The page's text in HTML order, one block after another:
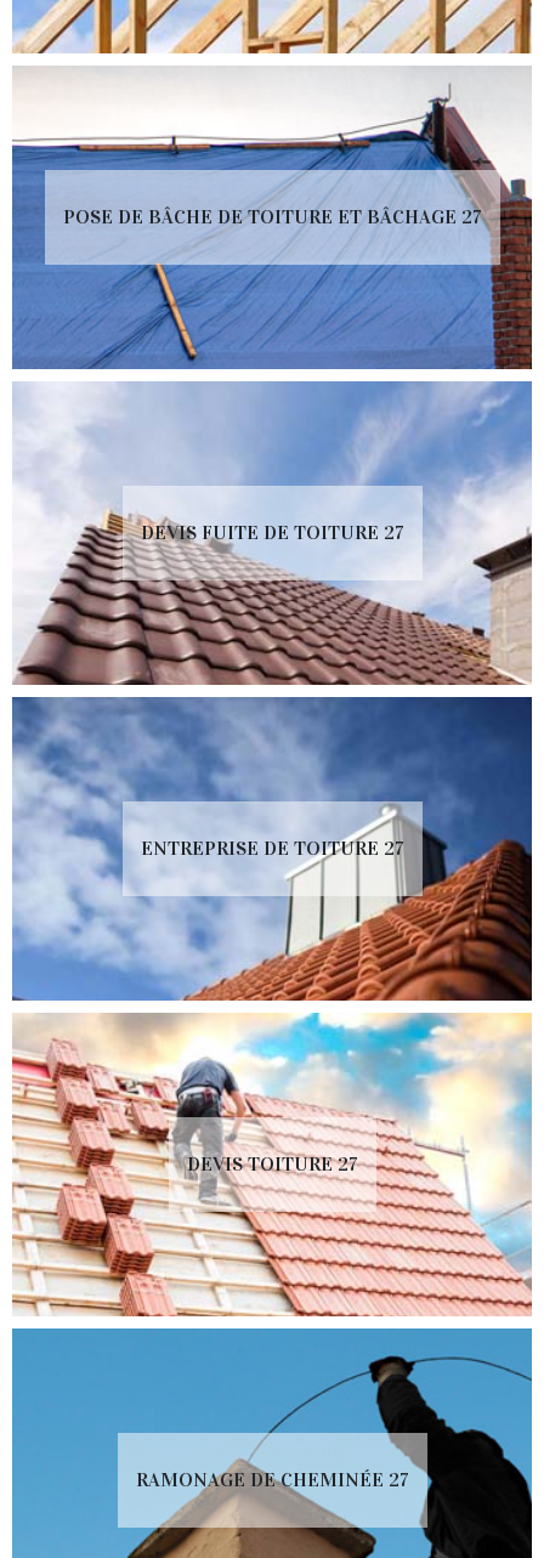
POSE DE BÂCHE DE TOITURE ET BÂCHAGE 27
DEVIS FUITE DE TOITURE 27
ENTREPRISE DE TOITURE 27
DEVIS TOITURE 27
RAMONAGE DE CHEMINÉE 27